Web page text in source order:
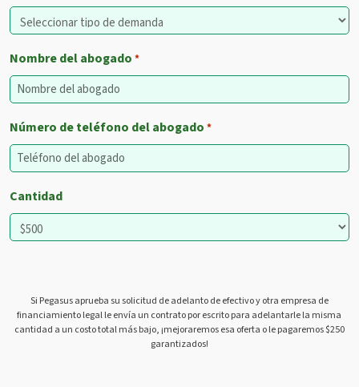
Nombre del abogado *
Número de teléfono del abogado *
Cantidad
Si Pegasus aprueba su solicitud de adelanto de efectivo y otra empresa de
financiamiento legal le envía un contrato por escrito para adelantarle la misma
cantidad a un costo total más bajo, ¡mejoraremos esa oferta o le pagaremos $250
garantizados!